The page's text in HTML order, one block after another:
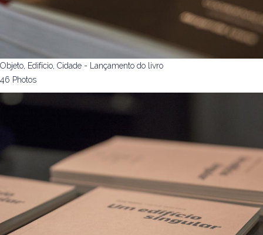
Objeto, Edifício, Cidade - Lançamento do livro
46 Photos